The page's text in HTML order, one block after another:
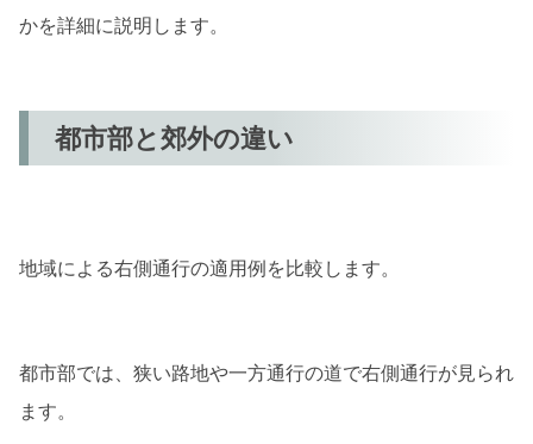
かを詳細に説明します。
都市部と郊外の違い
地域による右側通行の適用例を比較します。
都市部では、狭い路地や一方通行の道で右側通行が見られ
ます。